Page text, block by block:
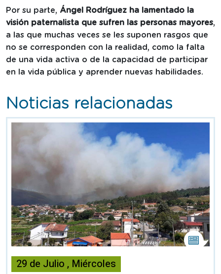
Por su parte, Ángel Rodríguez ha lamentado la
visión paternalista que sufren las personas mayores,
a las que muchas veces se les suponen rasgos que
no se corresponden con la realidad, como la falta
de una vida activa o de la capacidad de participar
en la vida pública y aprender nuevas habilidades.
Noticias relacionadas
Esta
noticia
29 de Julio , Miércoles